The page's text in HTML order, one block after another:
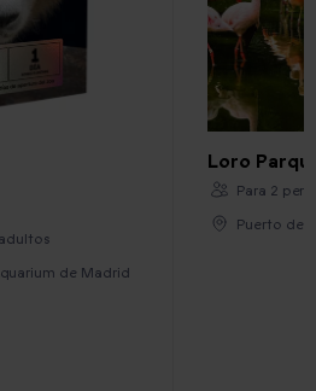
de Madrid
Loro
Para 2 pers.
Puerto de